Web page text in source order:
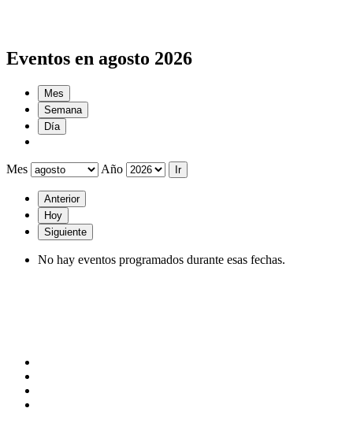
Eventos en agosto 2026
Mes
Semana
Día
Mes Año
Anterior
Hoy
Siguiente
No hay eventos programados durante esas fechas.